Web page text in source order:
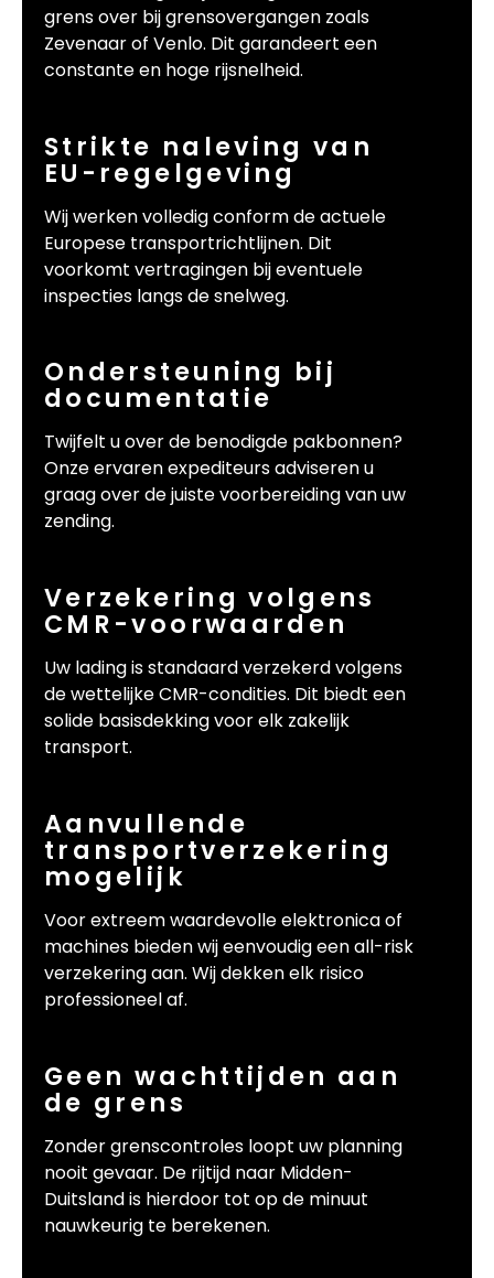
grens over bij grensovergangen zoals
Zevenaar of Venlo. Dit garandeert een
constante en hoge rijsnelheid.
Strikte naleving van
EU-regelgeving
Wij werken volledig conform de actuele
Europese transportrichtlijnen. Dit
voorkomt vertragingen bij eventuele
inspecties langs de snelweg.
Ondersteuning bij
documentatie
Twijfelt u over de benodigde pakbonnen?
Onze ervaren expediteurs adviseren u
graag over de juiste voorbereiding van uw
zending.
Verzekering volgens
CMR-voorwaarden
Uw lading is standaard verzekerd volgens
de wettelijke CMR-condities. Dit biedt een
solide basisdekking voor elk zakelijk
transport.
Aanvullende
transportverzekering
mogelijk
Voor extreem waardevolle elektronica of
machines bieden wij eenvoudig een all-risk
verzekering aan. Wij dekken elk risico
professioneel af.
Geen wachttijden aan
de grens
Zonder grenscontroles loopt uw planning
nooit gevaar. De rijtijd naar Midden-
Duitsland is hierdoor tot op de minuut
nauwkeurig te berekenen.